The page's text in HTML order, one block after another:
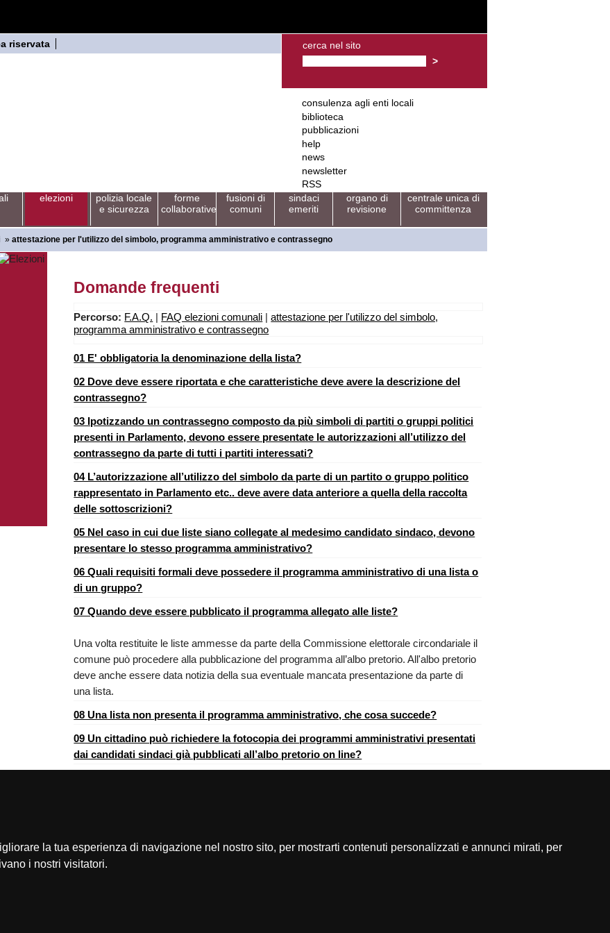
la tua esperienza di navigazione nel nostro sito, per mostrarti contenuti personalizzati e annunci mirati, per
i nostri visitatori.
riservata cerca nel sito
consulenza agli enti locali
biblioteca
pubblicazioni
help
news
newsletter
RSS
elezioni
polizia locale
e sicurezza
forme
collaborative
fusioni di
comuni
sindaci
emeriti
organo di
revisione
centrale unica di
committenza
» attestazione per l'utilizzo del simbolo, programma amministrativo e contrassegno
Domande frequenti
Percorso: F.A.Q. | FAQ elezioni comunali |attestazione per l'utilizzo del simbolo,
programma amministrativo e contrassegno
01 E' obbligatoria la denominazione della lista?
02 Dove deve essere riportata e che caratteristiche deve avere la descrizione del
contrassegno?
03 Ipotizzando un contrassegno composto da più simboli di partiti o gruppi politici
presenti in Parlamento, devono essere presentate le autorizzazioni all’utilizzo del
contrassegno da parte di tutti i partiti interessati?
04 L’autorizzazione all’utilizzo del simbolo da parte di un partito o gruppo politico
rappresentato in Parlamento etc.. deve avere data anteriore a quella della raccolta
delle sottoscrizioni?
05 Nel caso in cui due liste siano collegate al medesimo candidato sindaco, devono
presentare lo stesso programma amministrativo?
06 Quali requisiti formali deve possedere il programma amministrativo di una lista o
di un gruppo?
07 Quando deve essere pubblicato il programma allegato alle liste?
Una volta restituite le liste ammesse da parte della Commissione elettorale circondariale il
comune può procedere alla pubblicazione del programma all’albo pretorio. All'albo pretorio
deve anche essere data notizia della sua eventuale mancata presentazione da parte di
una lista.
08 Una lista non presenta il programma amministrativo, che cosa succede?
09 Un cittadino può richiedere la fotocopia dei programmi amministrativi presentati
dai candidati sindaci già pubblicati all’albo pretorio on line?
agli enti locali
informazioni generali